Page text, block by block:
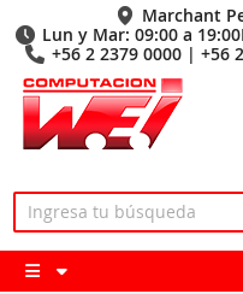
Marchant
Lun y Mar: 09:00 a
+56 2 2379 0000 | +56